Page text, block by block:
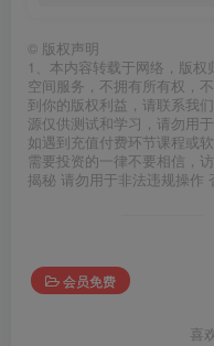
© 版权声明
1、本内容转载于网络，版
空间服务，不拥有所有权，
到你的版权利益，请联系我
源仅供测试和学习，请勿用
如遇到充值付费环节课程或
需要投资的一律不要相信，
揭秘 请勿用于非法违规操作
会员免费
喜